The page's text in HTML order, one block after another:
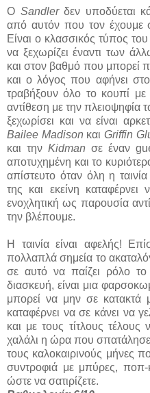
Ο Sandler δεν υποδύεται
από αυτόν που τον έχουμε
Είναι ο κλασσικός τύπος
να ξεχωρίζει έναντι των
και στον βαθμό που μπορεί
και ο λόγος που αφήνει
τραβήξουν όλο το κουπί με
αντίθεση με την πλειοψηφία
ξεχωρίσει και να είναι
Bailee Madison και Griffin
και την Kidman σε έναν
αποτυχημένη και το
απίστευτο όταν όλη η
της και εκείνη καταφέρνει
ενοχλητική ως παρουσία
την βλέπουμε.
Η ταινία είναι αφελής!
πολλαπλά σημεία το
σε αυτό να παίζει ρόλο το
διασκευή, είναι μια
μπορεί να μην σε κατακτά
καταφέρνει να σε κάνει να
και με τους τίτλους
χαλάλι η ώρα που
τους καλοκαιρινούς μήνες
συντροφιά με μπύρες, ποπ-
ώστε να σατιρίζετε.